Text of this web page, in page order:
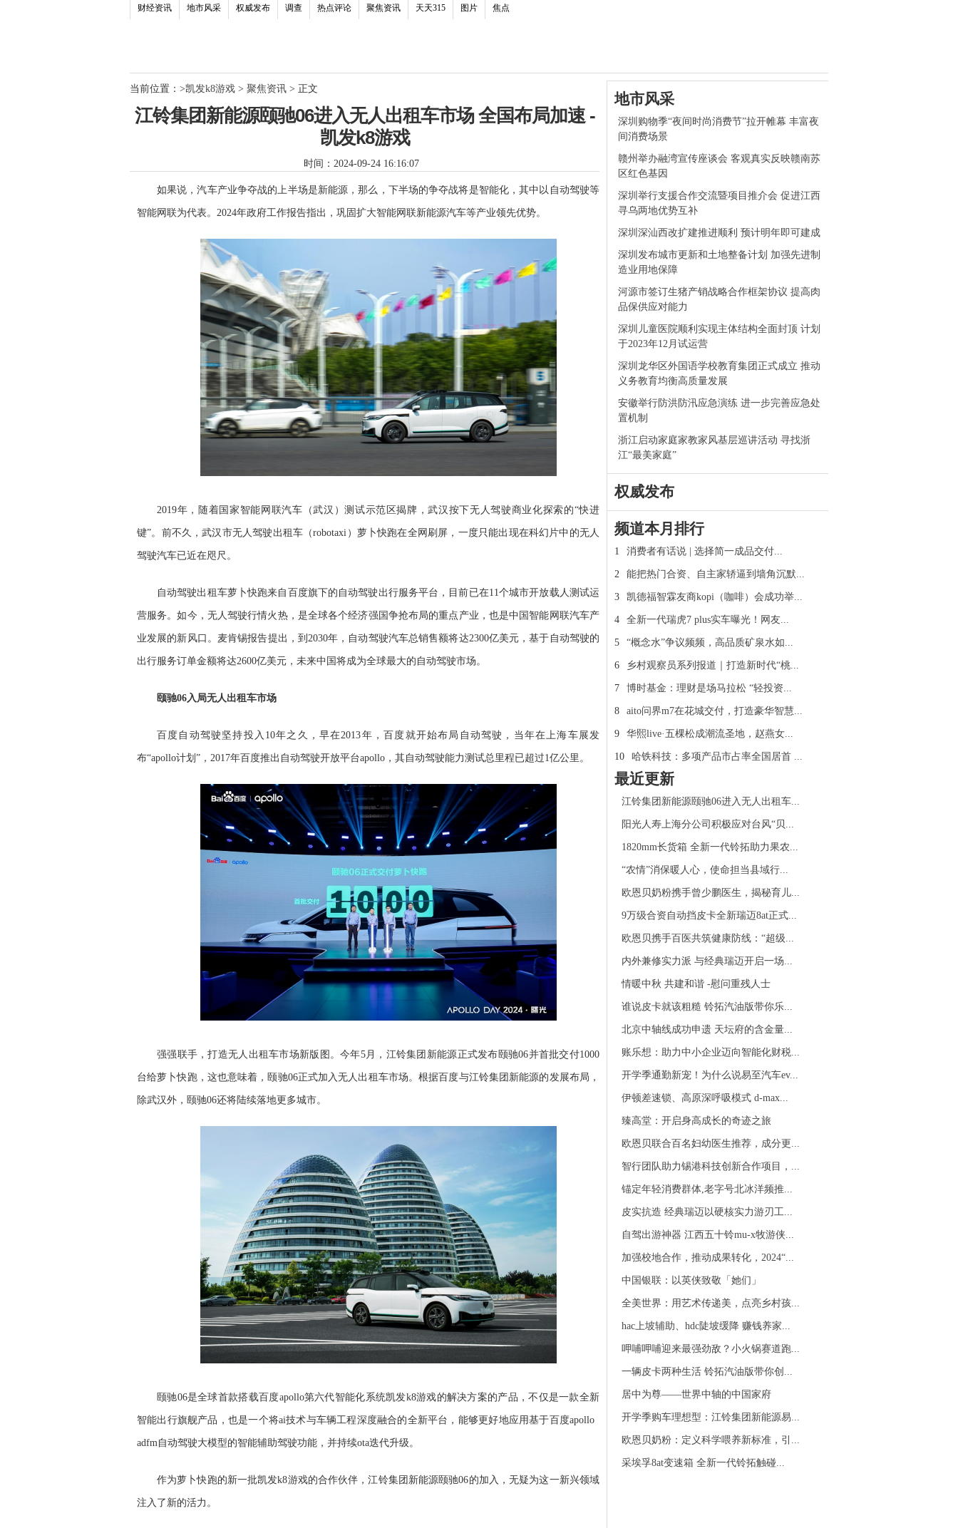
财经资讯 地市风采 权威发布 调查 热点评论 聚焦资讯 天天315 图片 焦点
当前位置： >凯发k8游戏 > 聚焦资讯 > 正文
江铃集团新能源颐驰06进入无人出租车市场 全国布局加速 -
凯发k8游戏
时间：2024-09-24 16:16:07
如果说，汽车产业争夺战的上半场是新能源，那么，下半场的争夺战将是智能化，其中以自动驾驶等
智能网联为代表。2024年政府工作报告指出，巩固扩大智能网联新能源汽车等产业领先优势。
2019年，随着国家智能网联汽车（武汉）测试示范区揭牌，武汉按下无人驾驶商业化探索的“快进
键”。前不久，武汉市无人驾驶出租车（robotaxi）萝卜快跑在全网刷屏，一度只能出现在科幻片中的无人
驾驶汽车已近在咫尺。
自动驾驶出租车萝卜快跑来自百度旗下的自动驾驶出行服务平台，目前已在11个城市开放载人测试运
营服务。如今，无人驾驶行情火热，是全球各个经济强国争抢布局的重点产业，也是中国智能网联汽车产
业发展的新风口。麦肯锡报告提出，到2030年，自动驾驶汽车总销售额将达2300亿美元，基于自动驾驶的
出行服务订单金额将达2600亿美元，未来中国将成为全球最大的自动驾驶市场。
颐驰06入局无人出租车市场
百度自动驾驶坚持投入10年之久，早在2013年，百度就开始布局自动驾驶，当年在上海车展发
布“apollo计划”，2017年百度推出自动驾驶开放平台apollo，其自动驾驶能力测试总里程已超过1亿公里。
强强联手，打造无人出租车市场新版图。今年5月，江铃集团新能源正式发布颐驰06并首批交付1000
台给萝卜快跑，这也意味着，颐驰06正式加入无人出租车市场。根据百度与江铃集团新能源的发展布局，
除武汉外，颐驰06还将陆续落地更多城市。
颐驰06是全球首款搭载百度apollo第六代智能化系统凯发k8游戏的解决方案的产品，不仅是一款全新
智能出行旗舰产品，也是一个将ai技术与车辆工程深度融合的全新平台，能够更好地应用基于百度apollo
adfm自动驾驶大模型的智能辅助驾驶功能，并持续ota迭代升级。
作为萝卜快跑的新一批凯发k8游戏的合作伙伴，江铃集团新能源颐驰06的加入，无疑为这一新兴领域
注入了新的活力。
地市风采
深圳购物季“夜间时尚消费节”拉开帷幕 丰富夜
间消费场景
赣州举办融湾宣传座谈会 客观真实反映赣南苏
区红色基因
深圳举行支援合作交流暨项目推介会 促进江西
寻乌两地优势互补
深圳深汕西改扩建推进顺利 预计明年即可建成
深圳发布城市更新和土地整备计划 加强先进制
造业用地保障
河源市签订生猪产销战略合作框架协议 提高肉
品保供应对能力
深圳儿童医院顺利实现主体结构全面封顶 计划
于2023年12月试运营
深圳龙华区外国语学校教育集团正式成立 推动
义务教育均衡高质量发展
安徽举行防洪防汛应急演练 进一步完善应急处
置机制
浙江启动家庭家教家风基层巡讲活动 寻找浙
江“最美家庭”
权威发布
频道本月排行
1 消费者有话说 | 选择简一成品交付...
2 能把热门合资、自主家轿逼到墙角沉默...
3 凯德福智霖友商kopi（咖啡）会成功举...
4 全新一代瑞虎7 plus实车曝光！网友...
5 “概念水”争议频频，高品质矿泉水如...
6 乡村观察员系列报道｜打造新时代“桃...
7 博时基金：理财是场马拉松 “轻投资...
8 aito问界m7在花城交付，打造豪华智慧...
9 华熙live·五棵松成潮流圣地，赵燕女...
10 哈铁科技：多项产品市占率全国居首 ...
最近更新
江铃集团新能源颐驰06进入无人出租车...
阳光人寿上海分公司积极应对台风“贝...
1820mm长货箱 全新一代铃拓助力果农...
“农情”消保暖人心，使命担当县域行...
欧恩贝奶粉携手曾少鹏医生，揭秘育儿...
9万级合资自动挡皮卡全新瑞迈8at正式...
欧恩贝携手百医共筑健康防线：“超级...
内外兼修实力派 与经典瑞迈开启一场...
情暖中秋 共建和谐 -慰问重残人士
谁说皮卡就该粗糙 铃拓汽油版带你乐...
北京中轴线成功申遗 天坛府的含金量...
账乐想：助力中小企业迈向智能化财税...
开学季通勤新宠！为什么说易至汽车ev...
伊顿差速锁、高原深呼吸模式 d-max...
臻高堂：开启身高成长的奇迹之旅
欧恩贝联合百名妇幼医生推荐，成分更...
智行团队助力锡港科技创新合作项目，...
锚定年轻消费群体,老字号北冰洋频推...
皮实抗造 经典瑞迈以硬核实力游刃工...
自驾出游神器 江西五十铃mu-x牧游侠...
加强校地合作，推动成果转化，2024“...
中国银联：以英侠致敬「她们」
全美世界：用艺术传递美，点亮乡村孩...
hac上坡辅助、hdc陡坡缓降 赚钱养家...
呷哺呷哺迎来最强劲敌？小火锅赛道跑...
一辆皮卡两种生活 铃拓汽油版带你创...
居中为尊——世界中轴的中国家府
开学季购车理想型：江铃集团新能源易...
欧恩贝奶粉：定义科学喂养新标准，引...
采埃孚8at变速箱 全新一代铃拓触碰...